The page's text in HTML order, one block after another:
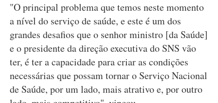
"O principal problema que temos neste momento
a nível do serviço de saúde, e este é um dos
grandes desafios que o senhor ministro [da Saúde]
e o presidente da direção executiva do SNS vão
ter, é ter a capacidade para criar as condições
necessárias que possam tornar o Serviço Nacional
de Saúde, por um lado, mais atrativo e, por outro